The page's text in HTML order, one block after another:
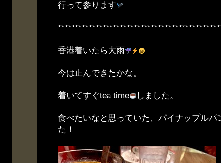
行って参ります
香港着いたら大雨
今は止んできたかな。
着いてすぐtea time しました。
食べたいなと思っていた、パイナップルパ
た！